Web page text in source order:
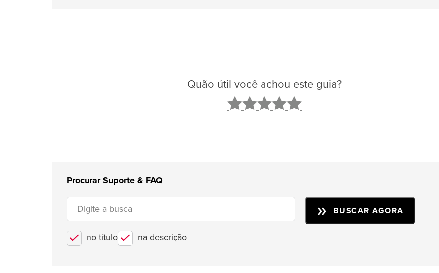
Quão útil você achou este guia?
Procurar Suporte & FAQ
no título na descrição
BUSCAR AGORA